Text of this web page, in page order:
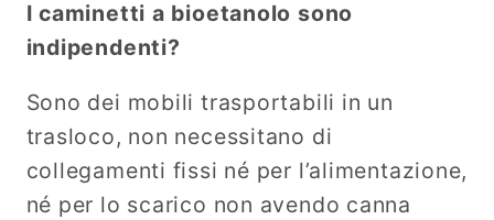
I caminetti a bioetanolo sono
indipendenti?
Sono dei mobili trasportabili in un
trasloco, non necessitano di
collegamenti fissi né per l’alimentazione,
né per lo scarico non avendo canna